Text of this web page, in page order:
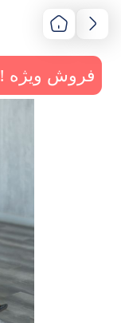
فروش ویژه !